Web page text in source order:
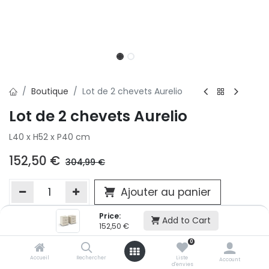
Price:
152,50 € Add to Cart
Accueil Rechercher
0
Liste
d'envies
Account
Boutique Lot de 2 chevets Aurelio
Lot de 2 chevets Aurelio
L40 x H52 x P40 cm
152,50 € 304,99€
Ajouter au panier
Ajouter à la liste d'envie
Si vous ne pouvez pas ajouter cet article dans votre panier
victime de son succès et momentanément indisponible.